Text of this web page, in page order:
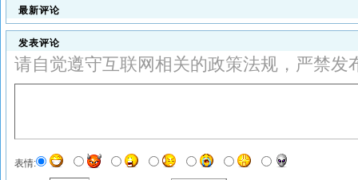
最新评论
发表评论
请自觉遵守互联网相关的政策法规，严禁发
表情: